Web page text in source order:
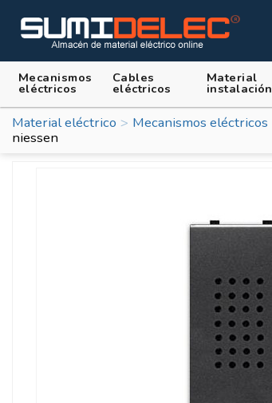
Mecanismos
eléctricos
Cables
eléctricos
Material
instalación
Material eléctrico Mecanismos eléctricos
niessen